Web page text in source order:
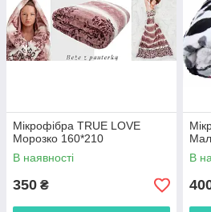
Мікрофібра TRUE LOVE
Морозко 160*210
В наявності
350 ₴
В